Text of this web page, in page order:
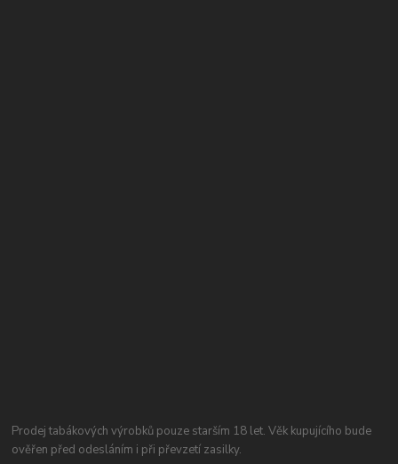
Prodej tabákových výrobků pouze starším 18 let. Věk kupujícího bude
ověřen před odesláním i při převzetí zasilky.